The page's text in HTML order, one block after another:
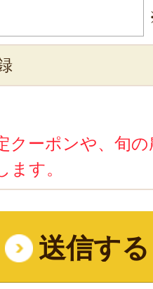
クーポンや、旬
す。